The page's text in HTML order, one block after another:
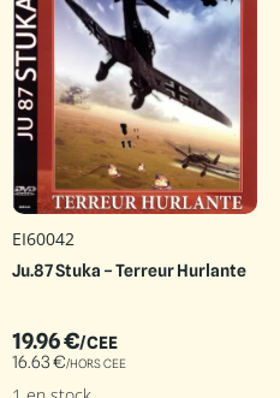
EI60042
Ju.87 Stuka – Terreur Hurlante
19.96€/CEE
16.63€/HORS CEE